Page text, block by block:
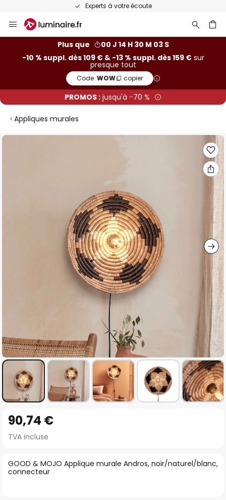
Experts à votre écoute
Allez
au
Plus que
00 J 14 H 30 M 02 S
-10 % suppl. dès 109 € & -13 % suppl. dès 159 €sur
presque tout
Code :WOW copier
PROMOS : jusqu'à -70 %
Appliques murales
Skip
to
the
of
the
GOOD & MOJO Applique murale Andros, noir/naturel/blanc,
connecteur
90,74 €
TVA incluse